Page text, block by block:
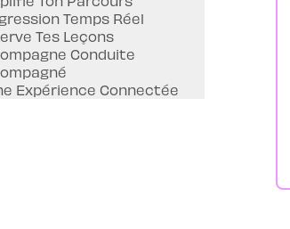
Temps Réel
Tes Leçons
Conduite
Expérience Connectée